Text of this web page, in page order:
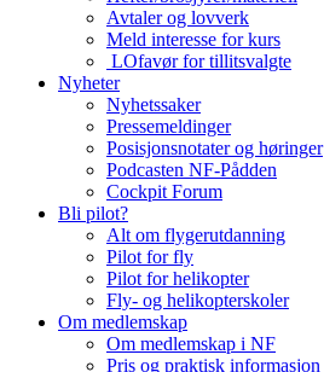
Avtaler og lovverk
Meld interesse for kurs
LOfavør for tillitsvalgte
Nyheter
Nyhetssaker
Pressemeldinger
Posisjonsnotater og høringer
Podcasten NF-Pådden
Cockpit Forum
Bli pilot?
Alt om flygerutdanning
Pilot for fly
Pilot for helikopter
Fly- og helikopterskoler
Om medlemskap
Om medlemskap i NF
Pris og praktisk informasjon